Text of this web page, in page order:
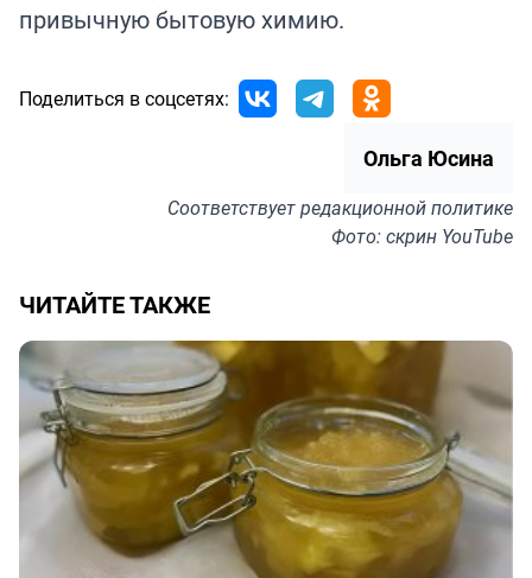
привычную бытовую химию.
Поделиться в соцсетях:
Ольга Юсина
Соответствуетредакционной политике
Фото: скрин YouTube
ЧИТАЙТЕ ТАКЖЕ